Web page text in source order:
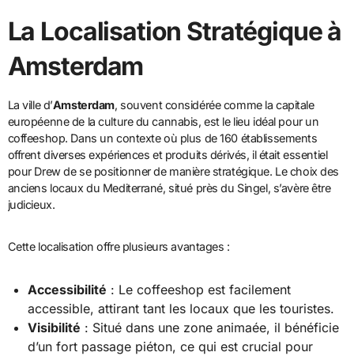
La Localisation Stratégique à
Amsterdam
La ville d’Amsterdam, souvent considérée comme la capitale
européenne de la culture du cannabis, est le lieu idéal pour un
coffeeshop. Dans un contexte où plus de 160 établissements
offrent diverses expériences et produits dérivés, il était essentiel
pour Drew de se positionner de manière stratégique. Le choix des
anciens locaux du Mediterrané, situé près du Singel, s’avère être
judicieux.
Cette localisation offre plusieurs avantages :
Accessibilité : Le coffeeshop est facilement
accessible, attirant tant les locaux que les touristes.
Visibilité : Situé dans une zone animaée, il bénéficie
d’un fort passage piéton, ce qui est crucial pour